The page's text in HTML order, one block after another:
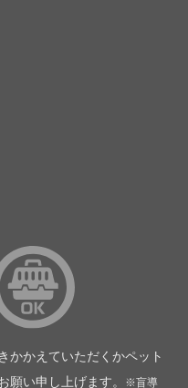
かかえていただくかペット
願い申し上げます。
※盲導